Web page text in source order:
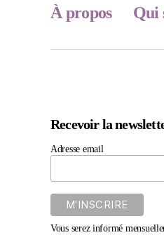
À propos Qui
Recevoir la
Adresse email
Vous serez informé